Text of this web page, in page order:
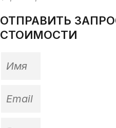
ОТПРАВИТЬ
СТОИМОСТИ